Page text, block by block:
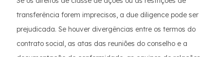
transferência forem imprecisos, a due diligence pode ser
prejudicada. Se houver divergências entre os termos do
contrato social, as atas das reuniões do conselho e a